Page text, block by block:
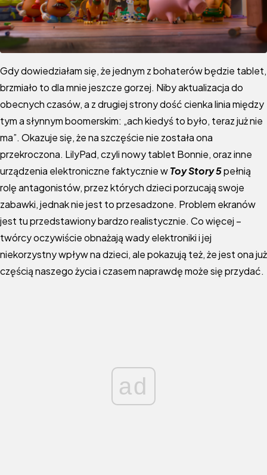
Gdy dowiedziałam się, że jednym z bohaterów będzie tablet,
brzmiało to dla mnie jeszcze gorzej. Niby aktualizacja do
obecnych czasów, a z drugiej strony dość cienka linia między
tym a słynnym boomerskim: „ach kiedyś to było, teraz już nie
ma”. Okazuje się, że na szczęście nie została ona
przekroczona. LilyPad, czyli nowy tablet Bonnie, oraz inne
urządzenia elektroniczne faktycznie wToy Story 5pełnią
rolę antagonistów, przez których dzieci porzucają swoje
zabawki, jednak nie jest to przesadzone. Problem ekranów
jest tu przedstawiony bardzo realistycznie. Co więcej –
twórcy oczywiście obnażają wady elektroniki i jej
niekorzystny wpływ na dzieci, ale pokazują też, że jest ona już
częścią naszego życia i czasem naprawdę może się przydać.
ad